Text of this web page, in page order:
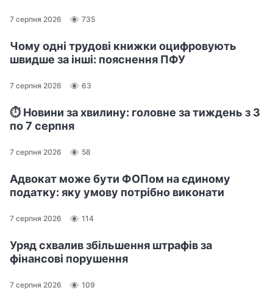
7 серпня 2026 735
Чому одні трудові книжки оцифровують
швидше за інші: пояснення ПФУ
7 серпня 2026 63
⏱️ Новини за хвилину: головне за тиждень з 3
по 7 серпня
7 серпня 2026 58
Адвокат може бути ФОПом на єдиному
податку: яку умову потрібно виконати
7 серпня 2026 114
Уряд схвалив збільшення штрафів за
фінансові порушення
7 серпня 2026 109